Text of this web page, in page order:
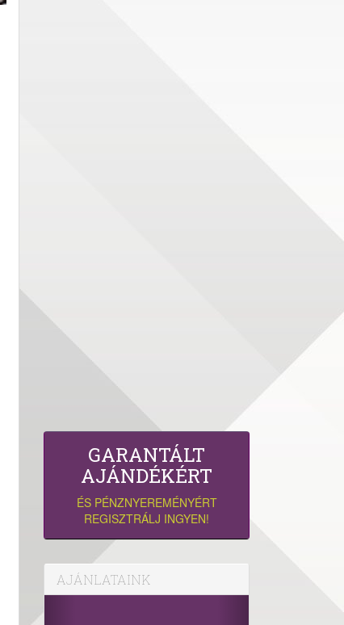
GARANTÁLT
AJÁNDÉKÉRT
ÉS PÉNZNYEREMÉNYÉRT
REGISZTRÁLJ INGYEN!
AJÁNLATAINK